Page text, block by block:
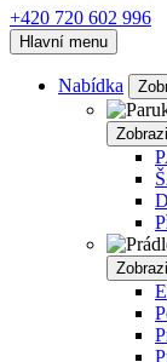
+420 720 602 996
Hlavní menu
Nabídka